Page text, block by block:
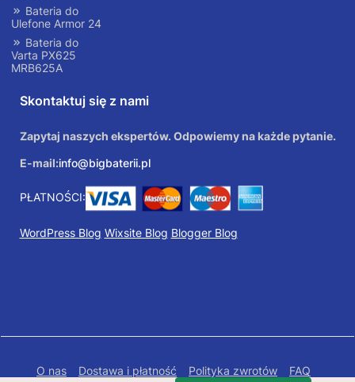
Bateria do
Ulefone Armor 24
Bateria do
Varta PX625
MRB625A
Skontaktuj się z nami
Zapytaj naszych ekspertów. Odpowiemy na każde pytanie.
E-mail:info@bigbaterii.pl
PŁATNOŚCI:
WordPress Blog Wixsite Blog Blogger Blog
O nas Dostawa i płatność Polityka zwrotów FAQ